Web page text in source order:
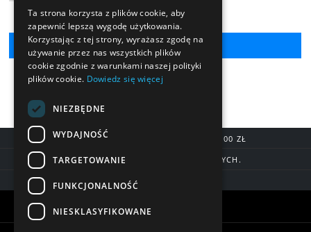
DARMOWA DOSTAWA OD 200,00 ZŁ
DOSTAWA DO 7 DNI ROBOCZYCH.
BLIK, SZYBKIE PRZELEWY
Warunki zakupów
Ta strona korzysta z plików cookie, aby
zapewnić lepszą wygodę użytkowania.
Korzystając z tej strony, wyrażasz zgodę na
używanie przez nas wszystkich plików
cookie zgodnie z warunkami naszej polityki
plików cookie. Dowiedz się więcej
NIEZBĘDNE
WYDAJNOŚĆ
TARGETOWANIE
FUNKCJONALNOŚĆ
NIESKLASYFIKOWANE